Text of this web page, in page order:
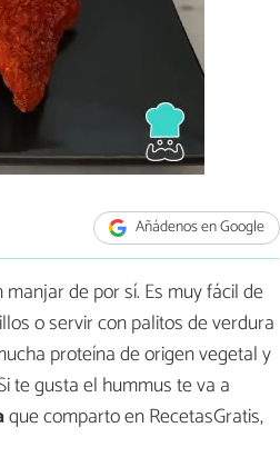
Añádenos en Google
de por sí. Es muy fácil de
o servir con palitos de verdura
proteína de origen vegetal y
te gusta el hummus te va a
que comparto en RecetasGratis,